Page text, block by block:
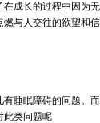
成长的过程中因为
与人交往的欲望和信
睡眠障碍的问题。
此类问题呢